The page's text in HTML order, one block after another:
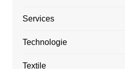
Services
Technologie
Textile